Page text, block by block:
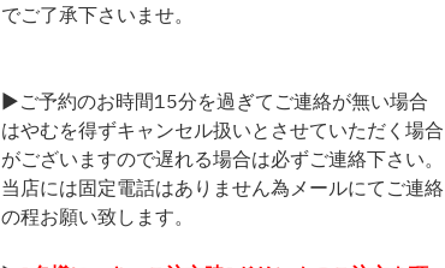
でご了承下さいませ。
▶ご予約のお時間15分を過ぎてご連絡が無い場合
はやむを得ずキャンセル扱いとさせていただく場合
がございますので遅れる場合は必ずご連絡下さい。
当店には固定電話はありません為メールにてご連絡
の程お願い致します。